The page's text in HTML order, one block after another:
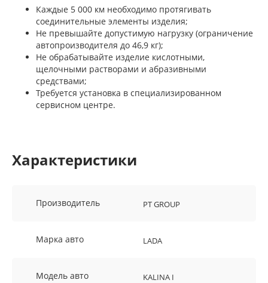
Каждые 5 000 км необходимо протягивать
соединительные элементы изделия;
Не превышайте допустимую нагрузку (ограничение
автопроизводителя до 46,9 кг);
Не обрабатывайте изделие кислотными,
щелочными растворами и абразивными
средствами;
Требуется установка в специализированном
сервисном центре.
Характеристики
Производитель PT GROUP
Марка авто LADA
Модель авто KALINA I